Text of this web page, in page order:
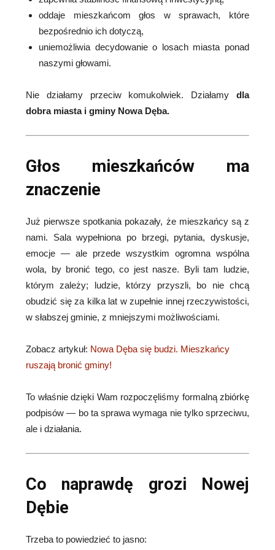
oddaje mieszkańcom głos w sprawach, które
bezpośrednio ich dotyczą,
uniemożliwia decydowanie o losach miasta ponad
naszymi głowami.
Nie działamy przeciw komukolwiek. Działamy dla
dobra miasta i gminy Nowa Dęba.
Głos mieszkańców ma
znaczenie
Już pierwsze spotkania pokazały, że mieszkańcy są z
nami. Sala wypełniona po brzegi, pytania, dyskusje,
emocje — ale przede wszystkim ogromna wspólna
wola, by bronić tego, co jest nasze. Byli tam ludzie,
którym zależy; ludzie, którzy przyszli, bo nie chcą
obudzić się za kilka lat w zupełnie innej rzeczywistości,
w słabszej gminie, z mniejszymi możliwościami.
Zobacz artykuł: Nowa Dęba się budzi. Mieszkańcy
ruszają bronić gminy!
To właśnie dzięki Wam rozpoczęliśmy formalną zbiórkę
podpisów — bo ta sprawa wymaga nie tylko sprzeciwu,
ale i działania.
Co naprawdę grozi Nowej
Dębie
Trzeba to powiedzieć to jasno: